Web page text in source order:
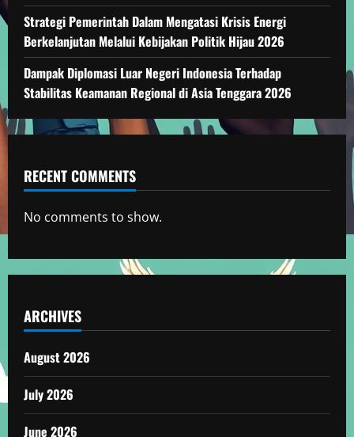
Strategi Pemerintah Dalam Mengatasi Krisis Energi
Berkelanjutan Melalui Kebijakan Politik Hijau 2026
Dampak Diplomasi Luar Negeri Indonesia Terhadap
Stabilitas Keamanan Regional di Asia Tenggara 2026
RECENT COMMENTS
No comments to show.
ARCHIVES
August 2026
July 2026
June 2026